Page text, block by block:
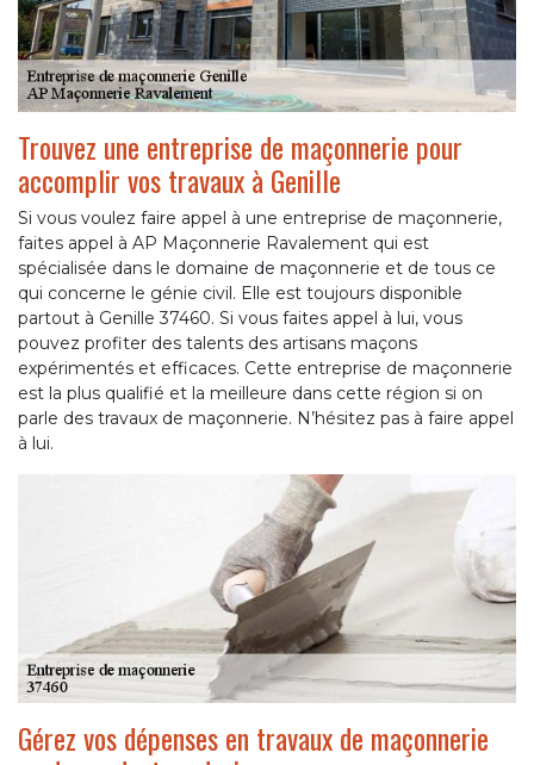
Trouvez une entreprise de maçonnerie pour
accomplir vos travaux à Genille
Si vous voulez faire appel à une entreprise de maçonnerie,
faites appel à AP Maçonnerie Ravalement qui est
spécialisée dans le domaine de maçonnerie et de tous ce
qui concerne le génie civil. Elle est toujours disponible
partout à Genille 37460. Si vous faites appel à lui, vous
pouvez profiter des talents des artisans maçons
expérimentés et efficaces. Cette entreprise de maçonnerie
est la plus qualifié et la meilleure dans cette région si on
parle des travaux de maçonnerie. N’hésitez pas à faire appel
à lui.
Gérez vos dépenses en travaux de maçonnerie